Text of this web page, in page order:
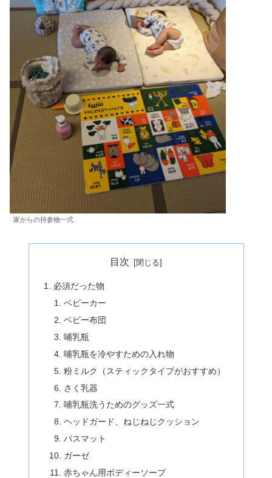
家からの持参物一式
目次
必須だった物
ベビーカー
ベビー布団
哺乳瓶
哺乳瓶を冷やすための入れ物
粉ミルク（スティックタイプがおすすめ）
さく乳器
哺乳瓶洗うためのグッズ一式
ヘッドガード、ねじねじクッション
バスマット
ガーゼ
赤ちゃん用ボディーソープ